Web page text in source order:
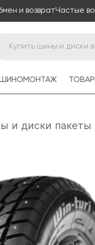
и возвратЧастые
ШИНОМОНТАЖ
и диски пакеты